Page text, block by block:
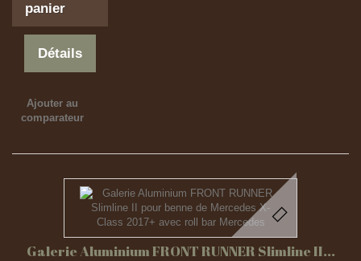
panier
Détails
Ajouter au
comparateur
Galerie Aluminium FRONT RUNNER Slimline II...